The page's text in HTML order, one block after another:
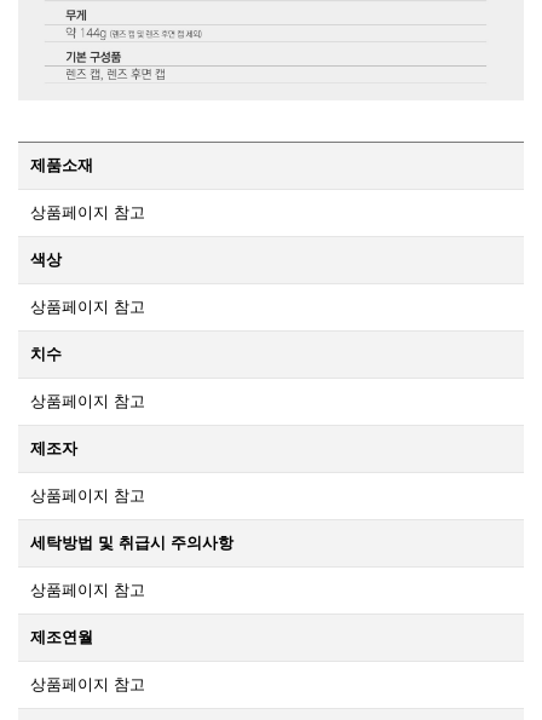
제품소재
상품페이지 참고
색상
상품페이지 참고
치수
상품페이지 참고
제조자
상품페이지 참고
세탁방법 및 취급시 주의사항
상품페이지 참고
제조연월
상품페이지 참고